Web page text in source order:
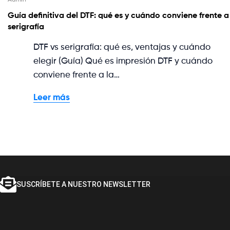
Guía definitiva del DTF: qué es y cuándo conviene frente
serigrafía
DTF vs serigrafía: qué es, ventajas y cuándo
elegir (Guía) Qué es impresión DTF y cuándo
conviene frente a la…
Leer más
SUSCRÍBETE A NUESTRO NEWSLETTER